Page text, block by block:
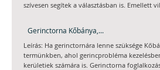
szívesen segítek a választásban is. Emellett
Gerinctorna Kőbánya,...
Leírás: Ha gerinctornára lenne szüksége
termünkben, ahol gerincprobléma
kerületiek számára is. Gerinctorna